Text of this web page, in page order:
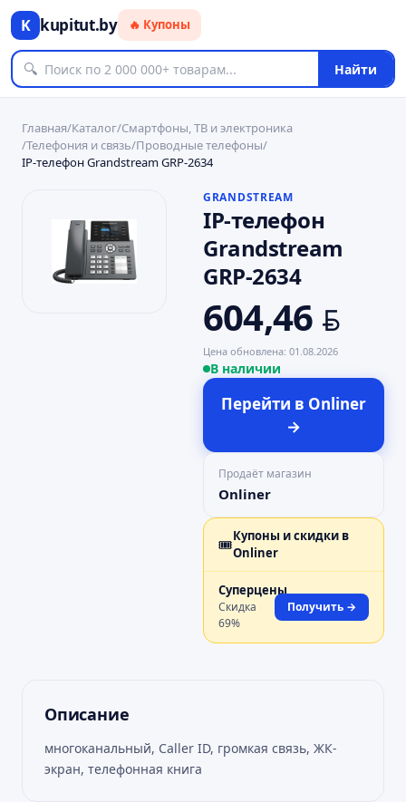
K kupitut.by 🔥 Купоны
🔍 Найти
Главная/Каталог/Смартфоны, ТВ и электроника
/Телефония и связь/Проводные телефоны/
IP-телефон Grandstream GRP-2634
GRANDSTREAM
IP-телефон
Grandstream
GRP-2634
604,46 BYN
Цена обновлена: 01.08.2026
В наличии
Перейти в Onliner
→
Продаёт магазин
Onliner
🎟️Купоны и скидки в
Onliner
Суперцены
Скидка
69%
Получить →
Описание
многоканальный, Caller ID, громкая связь, ЖК-
экран, телефонная книга